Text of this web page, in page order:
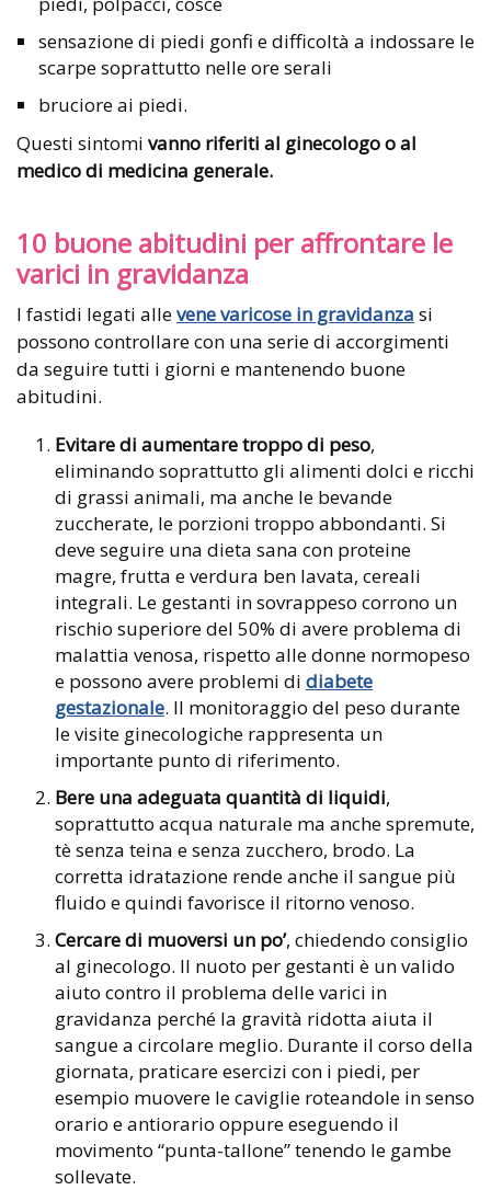
sensazione di piedi gonfi e difficoltà a indossare le
scarpe soprattutto nelle ore serali
bruciore ai piedi.
Questi sintomi vanno riferiti al ginecologo o al
medico di medicina generale.
10 buone abitudini per affrontare le
varici in gravidanza
I fastidi legati allevene varicose in gravidanza si
possono controllare con una serie di accorgimenti
da seguire tutti i giorni e mantenendo buone
abitudini.
Evitare di aumentare troppo di peso,
eliminando soprattutto gli alimenti dolci e ricchi
di grassi animali, ma anche le bevande
zuccherate, le porzioni troppo abbondanti. Si
deve seguire una dieta sana con proteine
magre, frutta e verdura ben lavata, cereali
integrali. Le gestanti in sovrappeso corrono un
rischio superiore del 50% di avere problema di
malattia venosa, rispetto alle donne normopeso
e possono avere problemi di diabete
gestazionale. Il monitoraggio del peso durante
le visite ginecologiche rappresenta un
importante punto di riferimento.
Bere una adeguata quantità di liquidi,
soprattutto acqua naturale ma anche spremute,
tè senza teina e senza zucchero, brodo. La
corretta idratazione rende anche il sangue più
fluido e quindi favorisce il ritorno venoso.
Cercare di muoversi un po’, chiedendo consiglio
al ginecologo. Il nuoto per gestanti è un valido
aiuto contro il problema delle varici in
gravidanza perché la gravità ridotta aiuta il
sangue a circolare meglio. Durante il corso della
giornata, praticare esercizi con i piedi, per
esempio muovere le caviglie roteandole in senso
orario e antiorario oppure eseguendo il
movimento “punta-tallone” tenendo le gambe
sollevate.